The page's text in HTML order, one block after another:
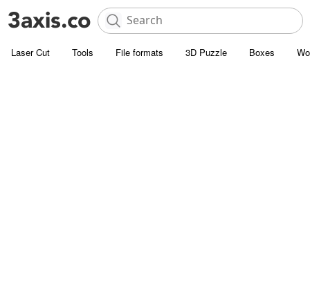
Laser Cut Tools File formats 3D Puzzle Boxes